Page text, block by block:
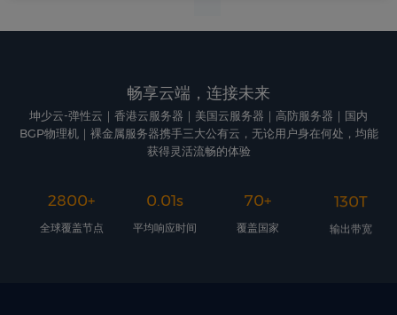
畅享云端，连接未来
坤少云-弹性云｜香港云服务器｜美国云服务器｜高防服务器｜国内
BGP物理机｜裸金属服务器携手三大公有云，无论用户身在何处，均能
获得灵活流畅的体验
2800+
全球覆盖节点
0.01s
平均响应时间
70+
覆盖国家
130T
输出带宽